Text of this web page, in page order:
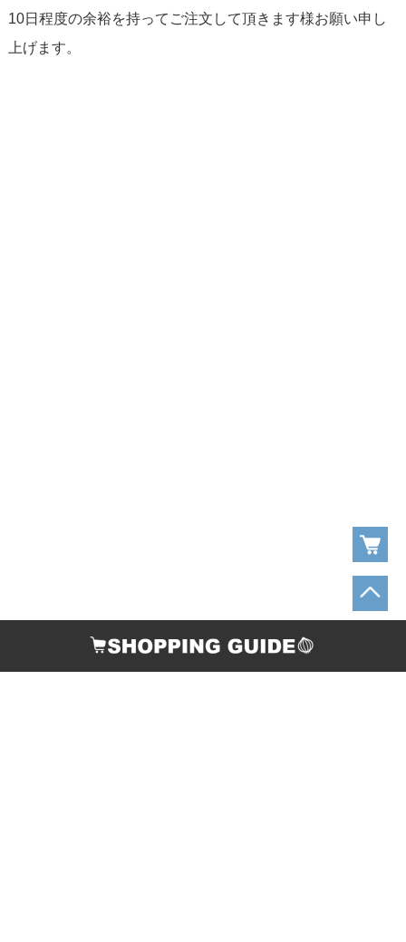
10日程度の余裕を持ってご注文して頂きます様お願い申し
上げます。